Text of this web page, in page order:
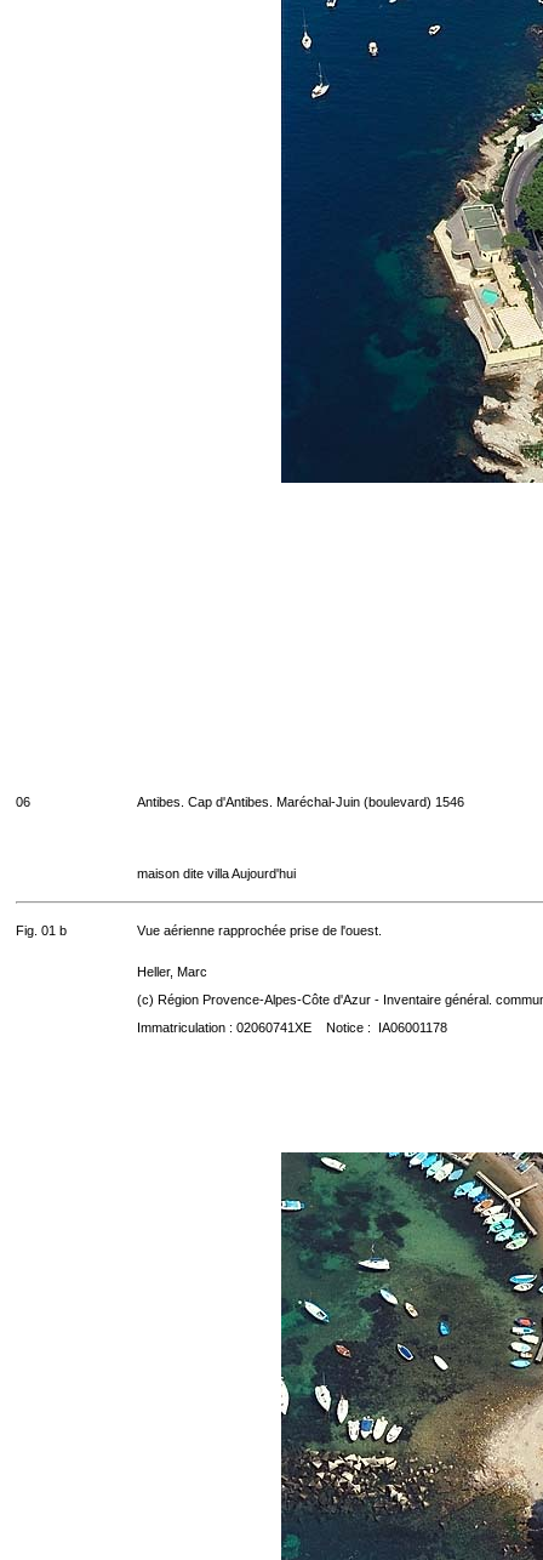
06 Antibes. Cap d'Antibes. Maréchal-Juin (boulevard) 1546
maison dite villa Aujourd'hui
Fig. 01 b Vue aérienne rapprochée prise de l'ouest.
Heller, Marc
(c) Région Provence-Alpes-Côte d'Azur - Inventaire général.
Immatriculation : 02060741XE Notice : IA06001178